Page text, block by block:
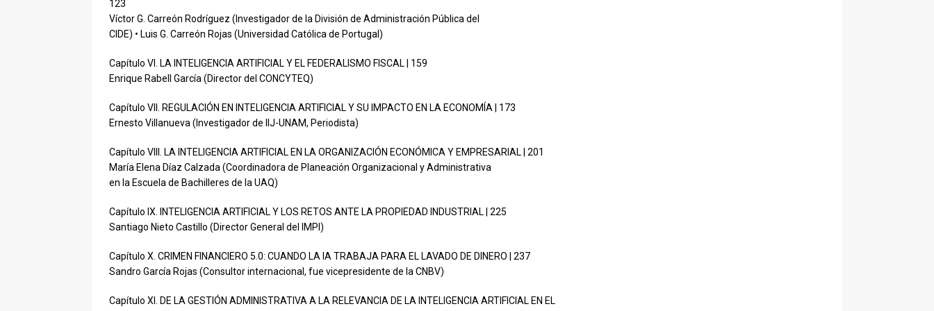
123
Víctor G. Carreón Rodríguez (Investigador de la División de Administración Pública del
CIDE) • Luis G. Carreón Rojas (Universidad Católica de Portugal)
Capítulo VI. LA INTELIGENCIA ARTIFICIAL Y EL FEDERALISMO FISCAL | 159
Enrique Rabell García (Director del CONCYTEQ)
Capítulo VII. REGULACIÓN EN INTELIGENCIA ARTIFICIAL Y SU IMPACTO EN LA ECONOMÍA | 173
Ernesto Villanueva (Investigador de IIJ-UNAM, Periodista)
Capítulo VIII. LA INTELIGENCIA ARTIFICIAL EN LA ORGANIZACIÓN ECONÓMICA Y EMPRESARIAL | 201
María Elena Díaz Calzada (Coordinadora de Planeación Organizacional y Administrativa
en la Escuela de Bachilleres de la UAQ)
Capítulo IX. INTELIGENCIA ARTIFICIAL Y LOS RETOS ANTE LA PROPIEDAD INDUSTRIAL | 225
Santiago Nieto Castillo (Director General del IMPI)
Capítulo X. CRIMEN FINANCIERO 5.0: CUANDO LA IA TRABAJA PARA EL LAVADO DE DINERO | 237
Sandro García Rojas (Consultor internacional, fue vicepresidente de la CNBV)
Capítulo XI. DE LA GESTIÓN ADMINISTRATIVA A LA RELEVANCIA DE LA INTELIGENCIA ARTIFICIAL EN EL